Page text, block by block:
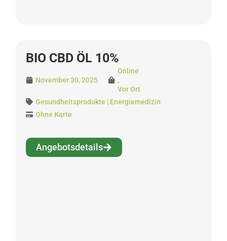
BIO CBD ÖL 10%
November 30, 2025
Online
,
Vor Ort
Gesundheitsprodukte | Energiemedizin
Ohne Karte
Angebotsdetails